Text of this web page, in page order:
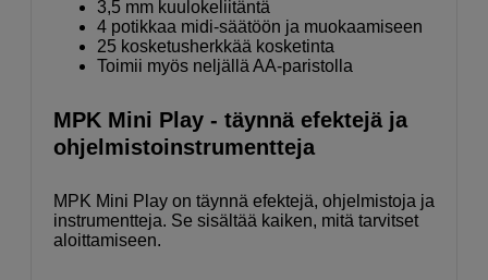
3,5 mm kuulokeliitäntä
4 potikkaa midi-säätöön ja muokaamiseen
25 kosketusherkkää kosketinta
Toimii myös neljällä AA-paristolla
MPK Mini Play - täynnä efektejä ja
ohjelmistoinstrumentteja
MPK Mini Play on täynnä efektejä, ohjelmistoja ja
instrumentteja. Se sisältää kaiken, mitä tarvitset
aloittamiseen.